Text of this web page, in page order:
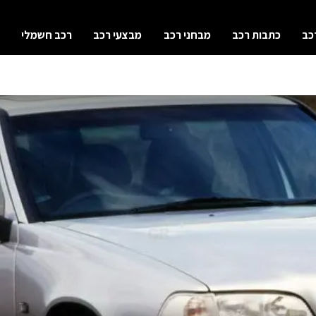
כתבות רכב מבחני רכב מבצעי רכב רכב חשמלי